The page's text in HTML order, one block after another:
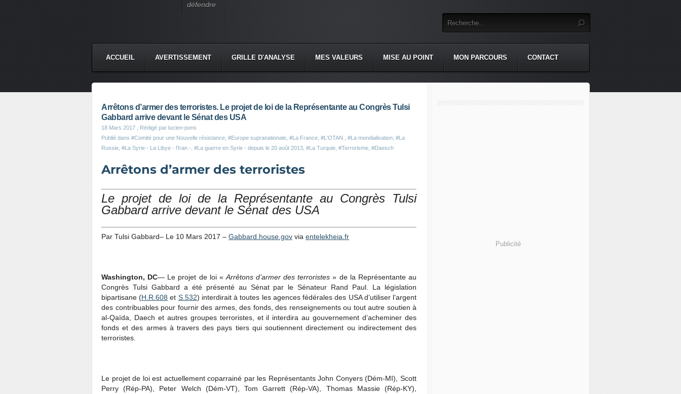
défendre
ACCUEIL AVERTISSEMENT GRILLE D'ANALYSE MES VALEURS MISE AU POINT MON PARCOURS CONTACT
Arrêtons d’armer des terroristes. Le projet de loi de la Représentante au Congrès Tulsi
Gabbard arrive devant le Sénat des USA
18 Mars 2017 , Rédigé par lucien-pons
Publié dans #Comité pour une Nouvelle résistance #Europe supranationale #La France #L'OTAN. #La mondialisation #La
Russie #La Syrie - La Libye - l'Iran - #La guerre en Syrie - depuis le 20 août 2013 #La Turquie #Terrorisme #Daesch
Arrêtons d’armer des terroristes
Le projet de loi de la Représentante au Congrès Tulsi
Gabbard arrive devant le Sénat des USA
Par Tulsi Gabbard– Le 10 Mars 2017 – Gabbard.house.gov via entelekheia.fr
Washington, DC— Le projet de loi « Arrêtons d’armer des terroristes » de la Représentante au
Congrès Tulsi Gabbard a été présenté au Sénat par le Sénateur Rand Paul. La législation
bipartisane (H.R.608 et S.532) interdirait à toutes les agences fédérales des USA d’utiliser l’argent
des contribuables pour fournir des armes, des fonds, des renseignements ou tout autre soutien à
al-Qaïda, Daech et autres groupes terroristes, et il interdira au gouvernement d’acheminer des
fonds et des armes à travers des pays tiers qui soutiennent directement ou indirectement des
terroristes.
Le projet de loi est actuellement coparrainé par les Représentants John Conyers (Dém-MI), Scott
Perry (Rép-PA), Peter Welch (Dém-VT), Tom Garrett (Rép-VA), Thomas Massie (Rép-KY),
Publicité